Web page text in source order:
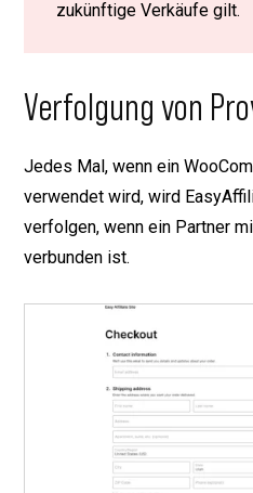
zukünftige Verkäufe gilt.
Verfolgung von
Jedes Mal, wenn ein
verwendet wird, wird
verfolgen, wenn ein Partner
verbunden ist.